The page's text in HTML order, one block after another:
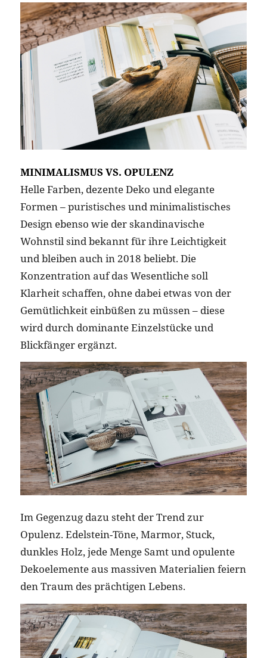
MINIMALISMUS VS. OPULENZ
Helle Farben, dezente Deko und elegante
Formen – puristisches und minimalistisches
Design ebenso wie der skandinavische
Wohnstil sind bekannt für ihre Leichtigkeit
und bleiben auch in 2018 beliebt. Die
Konzentration auf das Wesentliche soll
Klarheit schaffen, ohne dabei etwas von der
Gemütlichkeit einbüßen zu müssen – diese
wird durch dominante Einzelstücke und
Blickfänger ergänzt.
Im Gegenzug dazu steht der Trend zur
Opulenz. Edelstein-Töne, Marmor, Stuck,
dunkles Holz, jede Menge Samt und opulente
Dekoelemente aus massiven Materialien feiern
den Traum des prächtigen Lebens.